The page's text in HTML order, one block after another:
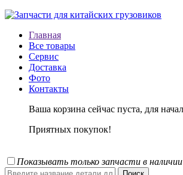
Главная
Все товары
Сервис
Доставка
Фото
Контакты
Ваша корзина сейчас пуста, для
Приятных покупок!
Показывать только запчасти в наличии